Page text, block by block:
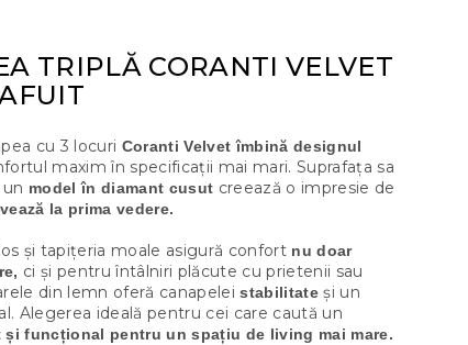
TRIPLĂ CORANTI VELVET
cu 3 locuri Coranti Velvet îmbină designul
maxim în specificații mai mari. Suprafața sa
model în diamant cusut creează o impresie de
la prima vedere.
și tapițeria moale asigură confort nu doar
ci și pentru întâlniri plăcute cu prietenii sau
din lemn oferă canapeleistabilitate și un
Alegerea ideală pentru cei care caută un
și funcțional pentru un spațiu de living mai mare.